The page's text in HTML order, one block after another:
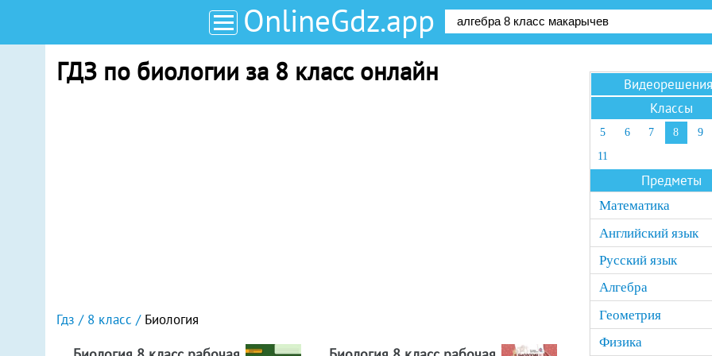
OnlineGdz.app
ГДЗ по биологии за 8 класс онлайн
Гдз 8 класс Биология
Видеорешения
Классы
5 6 7 8 9
11
Предметы
Математика
Английский язык
Русский язык
Алгебра
Геометрия
Физика